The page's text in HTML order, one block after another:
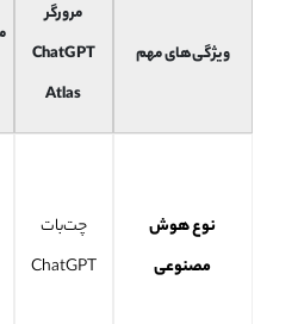
ویژگی‌های مهم
مرورگر
ChatGPT
Atlas
نوع هوش
مصنوعی
چت‌بات
ChatGPT